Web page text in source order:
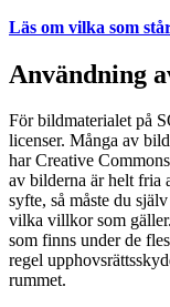
Läs om vilka som
Användning
För bildmaterialet på
licenser. Många av
har Creative
av bilderna är helt fria
syfte, så måste du
vilka villkor som
som finns under de
regel
rummet.